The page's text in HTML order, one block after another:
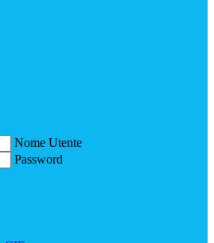
Nome Utente
Password